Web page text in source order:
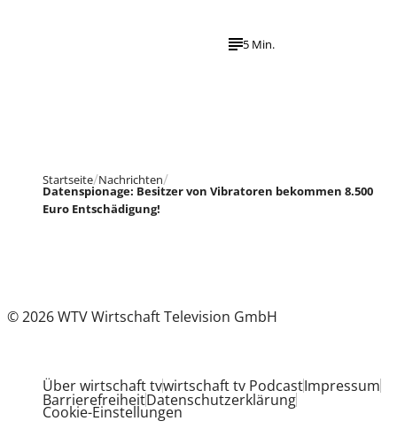
5 Min.
Startseite Nachrichten
Datenspionage: Besitzer von Vibratoren bekommen 8.500
Euro Entschädigung!
© 2026 WTV Wirtschaft Television GmbH
Über wirtschaft tvwirtschaft tv PodcastImpressum
BarrierefreiheitDatenschutzerklärung
Cookie-Einstellungen